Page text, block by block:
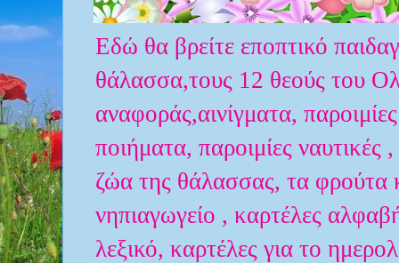
Εδώ θα βρείτε εποπτικό
θάλασσα,τους 12 θεούς του
αναφοράς,αινίγματα,
ποιήματα, παροιμίες
ζώα της θάλασσας, τα φρούτα
νηπιαγωγείο , καρτέλες
λεξικό, καρτέλες για το